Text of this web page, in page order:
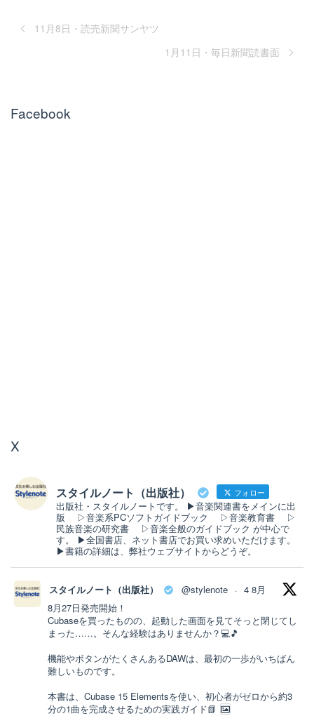
11月8日・読売新聞サンヤツ
1月11日・毎日新聞読書面
Facebook
X
スタイルノート（出版社） フォロー
出版社・スタイルノートです。 ▶音楽関連書をメインに出
版 ▷音楽系PCソフトガイドブック ▷音楽教育書 ▷
民族音楽の研究書 ▷音楽全般のガイドブック が中心で
す。 ▶全国書店、ネット書店でお買い求めいただけます。
▶書籍の詳細は、弊社ウェブサイトからどうぞ。
スタイルノート（出版社） @stylenote · 4 8月
8月27日発売開始！
Cubaseを買ったものの、起動した画面を見てそっと閉じてし
まった……。そんな経験はありませんか？💻🎵
機能やボタンがたくさんあるDAWは、最初の一歩がいちばん
難しいものです。
本書は、Cubase 15 Elementsを使い、初心者がゼロから約3
分の1曲を完成させるための実践ガイド📗